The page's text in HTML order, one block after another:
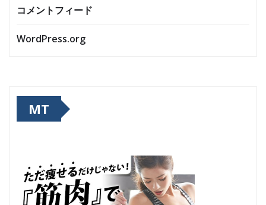
コメントフィード
WordPress.org
MT